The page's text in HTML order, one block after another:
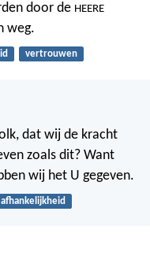
door de HEERE
weg.
vertrouwen
dat wij de kracht
zoals dit? Want
wij het U gegeven.
afhankelijkheid